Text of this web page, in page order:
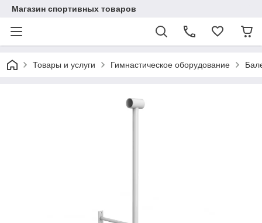
Магазин спортивных товаров
Товары и услуги Гимнастическое оборудование